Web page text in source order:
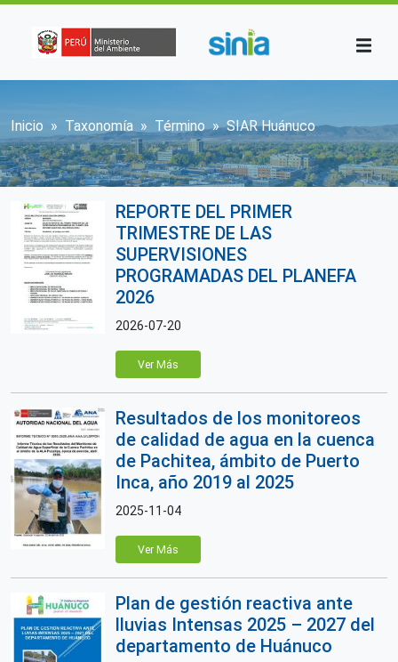
Sobrescribir enlaces de ayuda a la
Inicio Taxonomía Término SIAR Huánuco
REPORTE DEL PRIMER
TRIMESTRE DE LAS
SUPERVISIONES
PROGRAMADAS DEL PLANEFA
2026
2026-07-20
Ver Más
Resultados de los monitoreos
de calidad de agua en la cuenca
de Pachitea, ámbito de Puerto
Inca, año 2019 al 2025
2025-11-04
Ver Más
Plan de gestión reactiva ante
lluvias Intensas 2025 – 2027 del
departamento de Huánuco